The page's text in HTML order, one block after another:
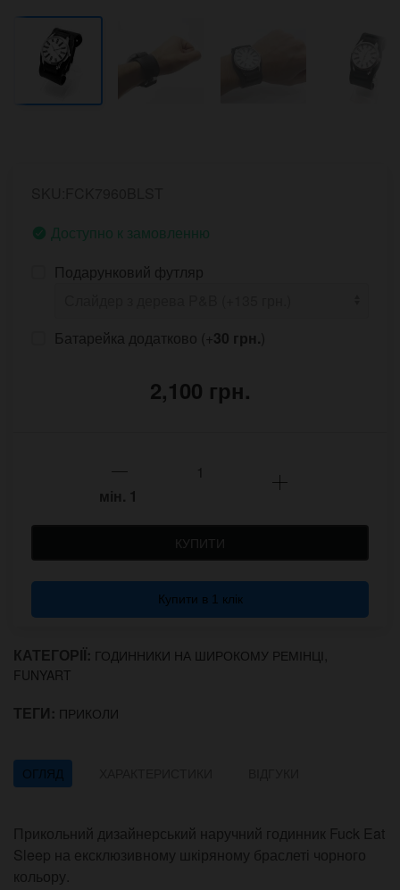
Доступно к замовленню
Подарунковий футляр
Батарейка додатково (+30 грн.)
2,100 грн.
мін. 1
КУПИТИ
Купити в 1 клік
КАТЕГОРІЇ: ГОДИННИКИ НА ШИРОКОМУ РЕМІНЦІ ,
FUNYART
ТЕГИ: ПРИКОЛИ
ОГЛЯД
Прикольний дизайнерський наручний годинник Fuck Eat
Sleep на ексклюзивному шкіряному браслеті чорного
кольору.